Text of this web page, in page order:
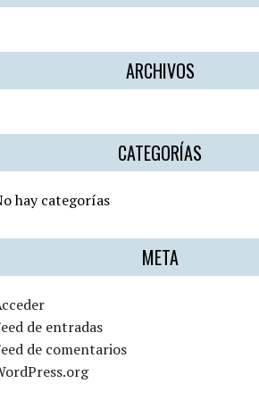
ARCHIVOS
CATEGORÍAS
hay categorías
META
de entradas
de comentarios